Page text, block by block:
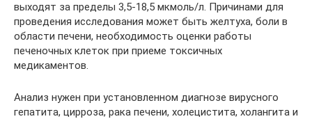
выходят за пределы 3,5-18,5 мкмоль/л. Причинами для
проведения исследования может быть желтуха, боли в
области печени, необходимость оценки работы
печеночных клеток при приеме токсичных
медикаментов.
Анализ нужен при установленном диагнозе вирусного
гепатита, цирроза, рака печени, холецистита, холангита и